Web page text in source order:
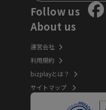
Follow us
About us
運営会社
利用規約
bizplayとは？
サイトマップ